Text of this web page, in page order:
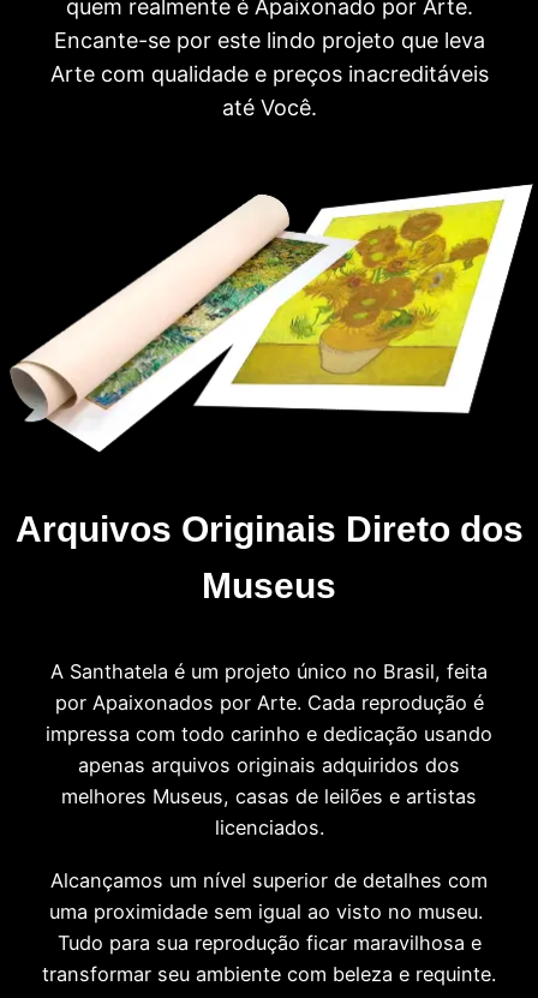
quem realmente é Apaixonado por Arte.
Encante-se por este lindo projeto que leva
Arte com qualidade e preços inacreditáveis
até Você.
Arquivos Originais Direto dos
Museus
A Santhatela é um projeto único no Brasil, feita
por Apaixonados por Arte. Cada reprodução é
impressa com todo carinho e dedicação usando
apenas arquivos originais adquiridos dos
melhores Museus, casas de leilões e artistas
licenciados.
Alcançamos um nível superior de detalhes com
uma proximidade sem igual ao visto no museu.
Tudo para sua reprodução ficar maravilhosa e
transformar seu ambiente com beleza e requinte.